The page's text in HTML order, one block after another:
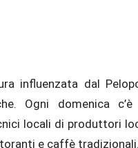
influenzata dal
e caffè tradizionali.